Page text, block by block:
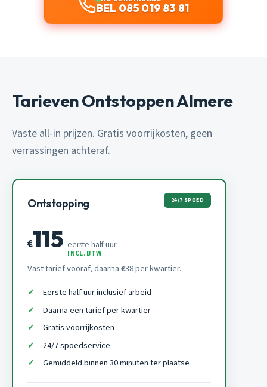
BEL 085 019 83 81
Tarieven Ontstoppen Almere
Vaste all-in prijzen. Gratis voorrijkosten, geen
verrassingen achteraf.
Ontstopping 24/7 SPOED
€115 eerste half uur
INCL. BTW
Vast tarief vooraf, daarna €38 per kwartier.
Eerste half uur inclusief arbeid
Daarna een tarief per kwartier
Gratis voorrijkosten
24/7 spoedservice
Gemiddeld binnen 30 minuten ter plaatse